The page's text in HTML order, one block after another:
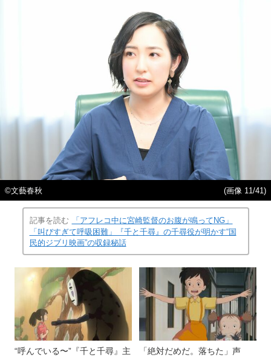
©文藝春秋 (画像 11/41)
記事を読む
「アフレコ中に宮崎監督のお腹が鳴ってNG」
「叫びすぎて呼吸困難」『千と千尋』の千尋役が明かす“国
民的ジブリ映画”の収録秘話
“呼んでいる〜”『千と千尋』主
「絶対だめだ。落ちた」声